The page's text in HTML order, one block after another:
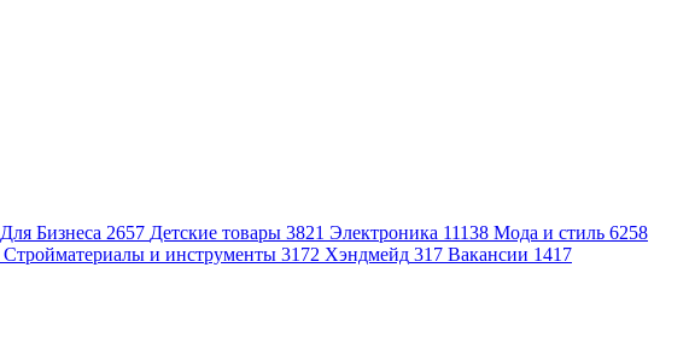
Для Бизнеса 2657 Детские товары 3821 Электроника 11138 Мода и стиль 6258
Стройматериалы и инструменты 3172 Хэндмейд 317 Вакансии 1417